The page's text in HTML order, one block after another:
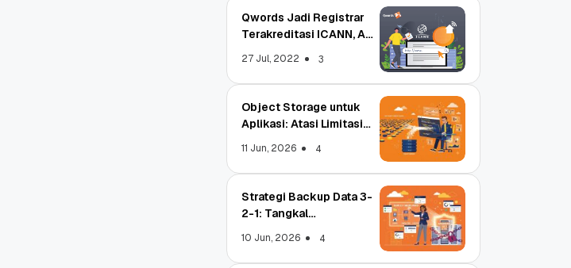
Qwords Jadi Registrar
Terakreditasi ICANN, Apa
27 Jul, 2022 3
Object Storage untuk
Aplikasi: Atasi Limitasi
11 Jun, 2026 4
Strategi Backup Data 3-
2-1: Tangkal
10 Jun, 2026 4